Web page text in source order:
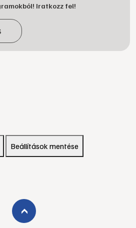
Iratkozz fel!
Beállítások mentése
›